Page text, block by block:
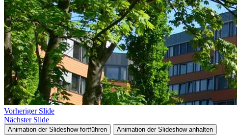
Vorheriger Slide
Nächster Slide
Animation der Slideshow fortführen Animation der Slideshow anhalten